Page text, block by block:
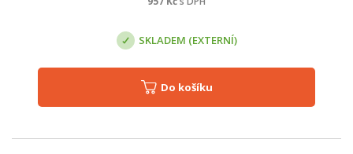
SKLADEM (EXTERNÍ)
Do košíku